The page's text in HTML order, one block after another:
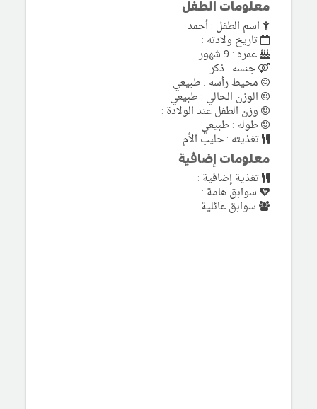
معلومات الطفل
اسم الطفل : أحمد
تاريخ ولادته :
عمره : 9 شهور
جنسه : ذكر
محيط رأسه : طبيعي
الوزن الحالي : طبيعي
وزن الطفل عند الولادة :
طوله : طبيعي
تغذيته : حليب الأم
معلومات إضافية
تغذية إضافية :
سوابق هامة :
سوابق عائلية :